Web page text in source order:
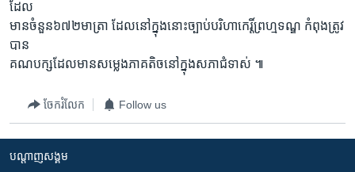
ដែល
មានចំនួន៦៧២មាត្រា ដែលនៅក្នុងនោះច្បាប់បរិហាកេរ្តិ៍ព្រហ្មទណ្ឌ កំពុងត្រូវ
បាន
គណបក្សដែលមានសម្លេងភាគតិចនៅក្នុងសភាជំទាស់ ៕
ចែករំលែក Follow us
បណ្តាញ​សង្គម